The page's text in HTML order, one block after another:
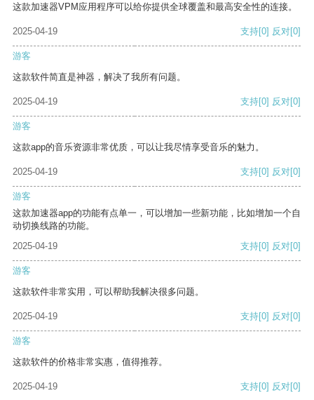
这款加速器VPM应用程序可以给你提供全球覆盖和最高安全性的连接。
2025-04-19 支持[0] 反对[0]
游客
这款软件简直是神器，解决了我所有问题。
2025-04-19 支持[0] 反对[0]
游客
这款app的音乐资源非常优质，可以让我尽情享受音乐的魅力。
2025-04-19 支持[0] 反对[0]
游客
这款加速器app的功能有点单一，可以增加一些新功能，比如增加一个自
动切换线路的功能。
2025-04-19
支持[0] 反对[0]
游客
这款软件非常实用，可以帮助我解决很多问题。
2025-04-19 支持[0] 反对[0]
游客
这款软件的价格非常实惠，值得推荐。
2025-04-19 支持[0] 反对[0]